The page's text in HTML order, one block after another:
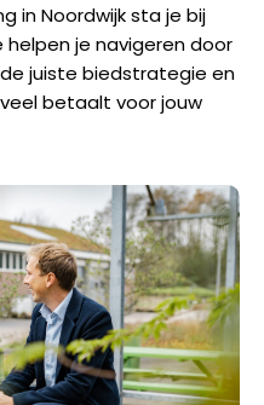
in Noordwijk sta je bij
je navigeren door
juiste biedstrategie en
betaalt voor jouw